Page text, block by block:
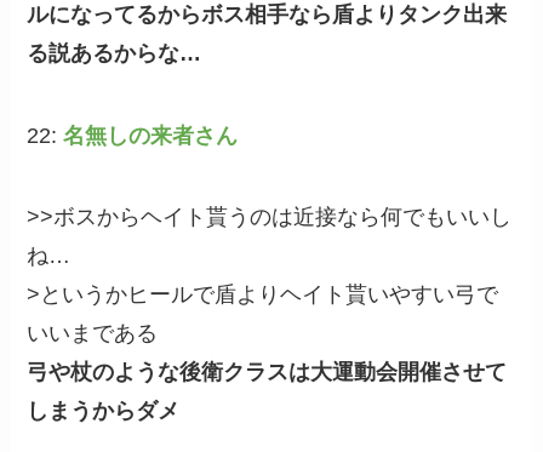
ルになってるからボス相手なら盾よりタンク出来
る説あるからな…
22:名無しの来者さん
>>ボスからヘイト貰うのは近接なら何でもいいし
ね…
>というかヒールで盾よりヘイト貰いやすい弓で
いいまである
弓や杖のような後衛クラスは大運動会開催させて
しまうからダメ